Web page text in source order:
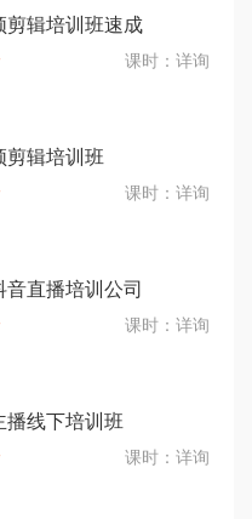
剪辑培训班速成
课时： 详询
剪辑培训班
课时： 详询
音直播培训公司
课时： 详询
播线下培训班
课时： 详询